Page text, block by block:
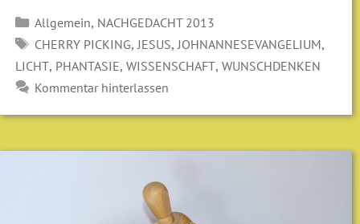
Kategorien
Allgemein, NACHGEDACHT 2013
SCHLAGWÖRTER
CHERRY PICKING,JESUS,JOHNANNESEVANGELIUM,
LICHT, PHANTASIE,WISSENSCHAFT,WUNSCHDENKEN
Kommentar hinterlassen